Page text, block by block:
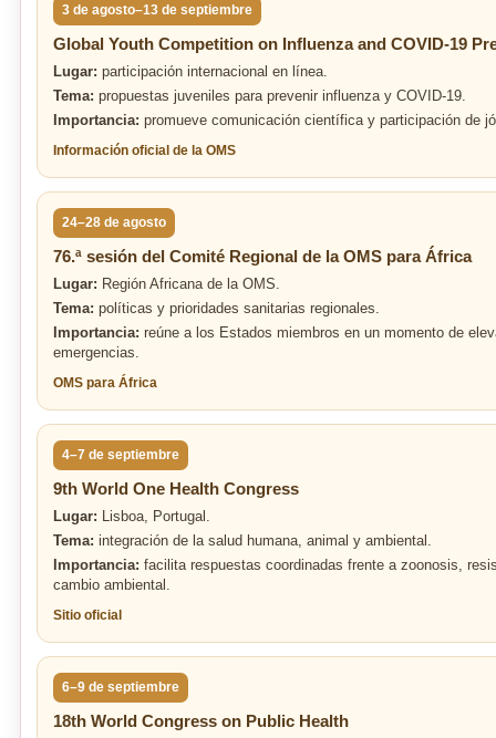
3 de agosto–13 de septiembre
Global Youth Competition on Influenza and COVID-19
Lugar: participación internacional en línea.
Tema: propuestas juveniles para prevenir influenza y COVID-19.
Importancia: promueve comunicación científica y participación de
Información oficial de la OMS
24–28 de agosto
76.ª sesión del Comité Regional de la OMS para África
Lugar: Región Africana de la OMS.
Tema: políticas y prioridades sanitarias regionales.
Importancia: reúne a los Estados miembros en un momento de
emergencias.
OMS para África
4–7 de septiembre
9th World One Health Congress
Lugar: Lisboa, Portugal.
Tema: integración de la salud humana, animal y ambiental.
Importancia: facilita respuestas coordinadas frente a zoonosis,
cambio ambiental.
Sitio oficial
6–9 de septiembre
18th World Congress on Public Health